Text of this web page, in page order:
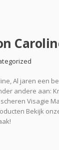
Al jaren een
andere aan:
Visagie
Bekijk